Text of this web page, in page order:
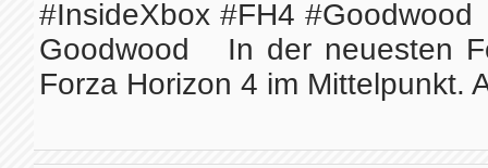
#InsideXbox #FH4
Goodwood In der neuesten
Forza Horizon 4 im Mittelpunkt.